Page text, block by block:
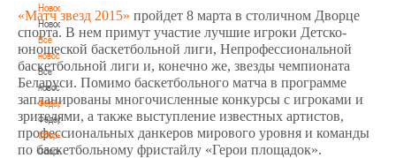
Новости
Новости
Все
новости
Все
новости
Федерация
Федерация
Сборные
Сборные
«Матч звезд 2015» пройдет 8 марта в столичном Дворце
спорта. В нем примут участие лучшие игроки Детско-
юношеской баскетбольной лиги, Непрофессиональной
баскетбольной лиги и, конечно же, звезды чемпионата
Беларуси. Помимо баскетбольного матча в программе
запланированы многочисленные конкурсы с игроками и
зрителями, а также выступление известных артистов,
профессиональных данкеров мирового уровня и команды
по баскетбольному фристайлу «Герои площадок».